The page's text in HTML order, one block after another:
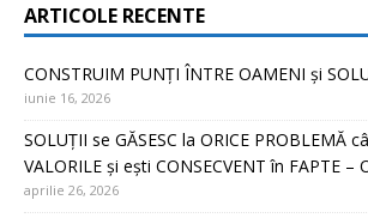
ARTICOLE RECENTE
CONSTRUIM PUNȚI ÎNTRE OAMENI și
iunie 16, 2026
SOLUȚII se GĂSESC la ORICE PROBLEMĂ
VALORILE și ești CONSECVENT în FAPTE –
aprilie 26, 2026